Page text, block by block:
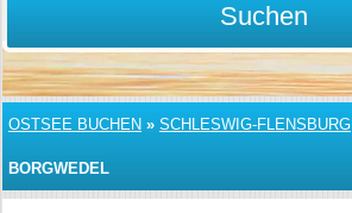
Suchen
OSTSEE BUCHEN » SCHLESWIG-FLENSBURG
BORGWEDEL